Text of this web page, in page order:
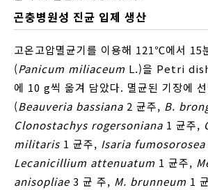
곤충병원성 진균 입제 생산
고온고압멸균기를 이용해 121℃에서 15
(Panicum miliaceum L.)을 Petri
에 10 g씩 옮겨 담았다. 멸균된 기장에
(Beauveria bassiana 2 균주, B.
Clonostachys rogersoniana 1 균주,
militaris 1 균주, Isaria fumosorosea
Lecanicillium attenuatum 1 균주,
anisopliae 3 균 주, M. brunneum 1